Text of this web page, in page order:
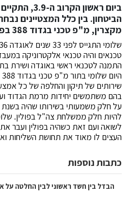
ביום ראשון
הביטחון. בין כלל המצטיינים
מקצרין, מ"פ טכני בגדוד 388 בפיקוד צפון.
טכנאים והיה טכנאי אלקטרוניקה
התמנה לטכנאי ראשי באוגדה ושירת בתפקיד
שירותים של תיקון והחלפה של כל
בהם משתמשים יחידות מרמת הגדוד
להיות חלק ממשלחת צה"ל בפולין.
לשואה ועם זאת כשהיה בפולין ועבר
העצים לו מאוד את תחושת השליחות
כתבות נוספות
הבדל בין חשד ראשוני לבין החלטה על